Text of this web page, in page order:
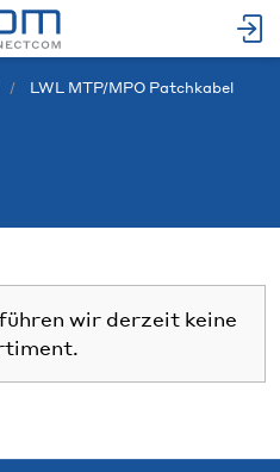
LWL MTP/MPO Patchkabel
wir derzeit keine